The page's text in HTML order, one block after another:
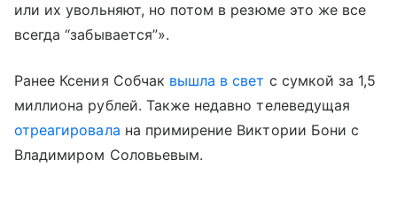
или их увольняют, но потом в резюме это же все
всегда “забывается”».
Ранее Ксения Собчак вышла в свет с сумкой за 1,5
миллиона рублей. Также недавно телеведущая
отреагировала на примирение Виктории Бони с
Владимиром Соловьевым.